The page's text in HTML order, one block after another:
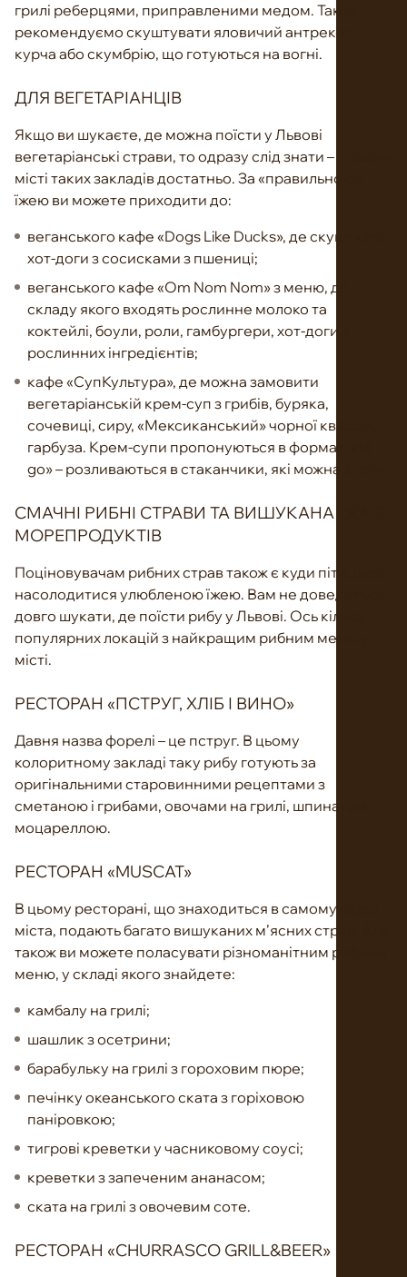
грилі реберцями, приправленими медом. Також
рекомендуємо скуштувати яловичий антрекот,
курча або скумбрію, що готуються на вогні.
ДЛЯ ВЕГЕТАРІАНЦІВ
Якщо ви шукаєте, де можна поїсти у Львові
вегетаріанські страви, то одразу слід знати – у цьому
місті таких закладів достатньо. За «правильною»
їжею ви можете приходити до:
веганського кафе «Dogs Like Ducks», де скуштуєте
хот-доги з сосисками з пшениці;
веганського кафе «Om Nom Nom» з меню, до
складу якого входять рослинне молоко та
коктейлі, боули, роли, гамбургери, хот-доги з
рослинних інгредієнтів;
кафе «СупКультура», де можна замовити
вегетаріанській крем-суп з грибів, буряка,
сочевиці, сиру, «Мексиканський» чорної квасолі,
гарбуза. Крем-супи пропонуються в форматі «to
go» – розливаються в стаканчики, які можна з’їсти.
СМАЧНІ РИБНІ СТРАВИ ТА ВИШУКАНА ЇЖА З
МОРЕПРОДУКТІВ
Поціновувачам рибних страв також є куди піти, щоб
насолодитися улюбленою їжею. Вам не доведеться
довго шукати, де поїсти рибу у Львові. Ось кілька
популярних локацій з найкращим рибним меню у
місті.
РЕСТОРАН «ПСТРУГ, ХЛІБ І ВИНО»
Давня назва форелі – це пструг. В цьому
колоритному закладі таку рибу готують за
оригінальними старовинними рецептами з
сметаною і грибами, овочами на грилі, шпинатом і
моцареллою.
РЕСТОРАН «MUSCAT»
В цьому ресторані, що знаходиться в самому серці
міста, подають багато вишуканих м’ясних страв. Але
також ви можете поласувати різноманітним рибним
меню, у складі якого знайдете:
камбалу на грилі;
шашлик з осетрини;
барабульку на грилі з гороховим пюре;
печінку океанського ската з горіховою
паніровкою;
тигрові креветки у часниковому соусі;
креветки з запеченим ананасом;
ската на грилі з овочевим соте.
РЕСТОРАН «CHURRASCO GRILL&BEER»